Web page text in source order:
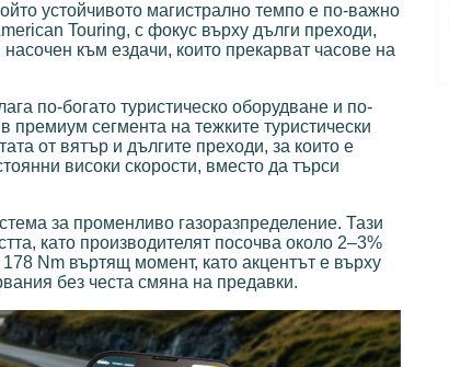
устойчивото магистрално темпо е по-важно
Touring, с фокус върху дълги преходи,
към ездачи, които прекарват часове на
по-богато туристическо оборудване и по-
сегмента на тежките туристически
от вятър и дългите преходи, за които е
високи скорости, вместо да търси
за променливо газоразпределение. Тази
като производителят посочва около 2–3%
Nm въртящ момент, като акцентът е върху
без честа смяна на предавки.